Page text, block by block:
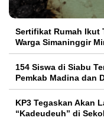
Sertifikat Rumah Ikut
Warga Simaninggir
154 Siswa di Siabu
Pemkab Madina dan
KP3 Tegaskan Akan
“Kadeudeuh” di